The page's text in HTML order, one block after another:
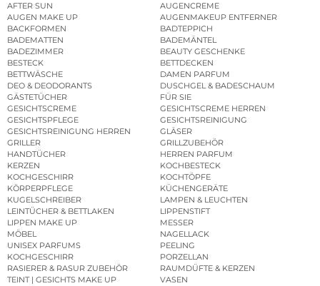
AFTER SUN
AUGENCREME
AUGEN MAKE UP
AUGENMAKEUP ENTFERNER
BACKFORMEN
BADTEPPICH
BADEMATTEN
BADEMÄNTEL
BADEZIMMER
BEAUTY GESCHENKE
BESTECK
BETTDECKEN
BETTWÄSCHE
DAMEN PARFUM
DEO & DEODORANTS
DUSCHGEL & BADESCHAUM
GÄSTETÜCHER
FÜR SIE
GESICHTSCREME
GESICHTSCREME HERREN
GESICHTSPFLEGE
GESICHTSREINIGUNG
GESICHTSREINIGUNG HERREN
GLÄSER
GRILLER
GRILLZUBEHÖR
HANDTÜCHER
HERREN PARFUM
KERZEN
KOCHBESTECK
KOCHGESCHIRR
KOCHTÖPFE
KÖRPERPFLEGE
KÜCHENGERÄTE
KUGELSCHREIBER
LAMPEN & LEUCHTEN
LEINTÜCHER & BETTLAKEN
LIPPENSTIFT
LIPPEN MAKE UP
MESSER
MÖBEL
NAGELLACK
UNISEX PARFUMS
PEELING
KOCHGESCHIRR
PORZELLAN
RASIERER & RASUR ZUBEHÖR
RAUMDÜFTE & KERZEN
TEINT | GESICHTS MAKE UP
VASEN